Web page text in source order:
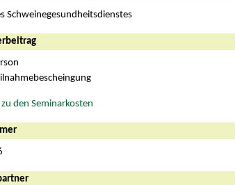
Schweinegesundheitsdienstes
den Seminarkosten